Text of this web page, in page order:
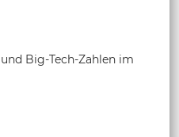
Big-Tech-Zahlen im